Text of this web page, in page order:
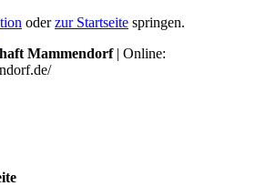
oderzur Startseite springen.
Mammendorf| Online: